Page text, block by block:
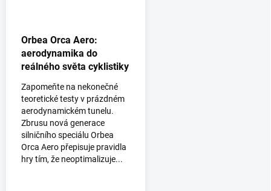
Orbea Orca Aero:
aerodynamika do
reálného světa cyklistiky
Zapomeňte na nekonečné
teoretické testy v prázdném
aerodynamickém tunelu.
Zbrusu nová generace
silničního speciálu Orbea
Orca Aero přepisuje pravidla
hry tím, že neoptimalizuje...